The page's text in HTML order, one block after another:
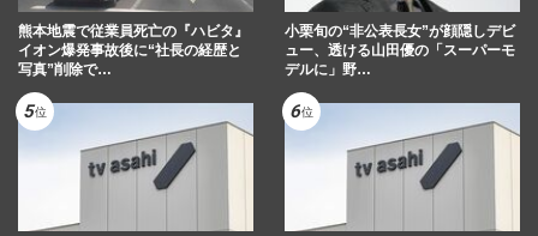
熊本地震で従業員死亡の『ハビタ』
イオン爆発事故後に“社長の経歴と
写真”削除で…
小栗旬の“非公表長女”が顔隠しデビ
ュー、透ける山田優の「スーパーモ
デルに」野…